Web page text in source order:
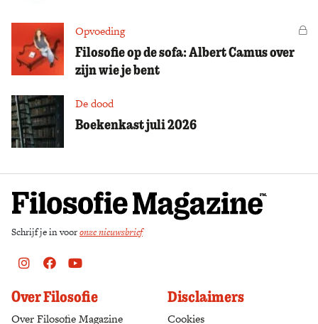
Opvoeding
Filosofie op de sofa: Albert Camus over
zijn wie je bent
De dood
Boekenkast juli 2026
Schrijf je in vooronze nieuwsbrief
Instagram
FacebookYoutube
Over Filosofie
Over Filosofie Magazine
Disclaimers
Cookies